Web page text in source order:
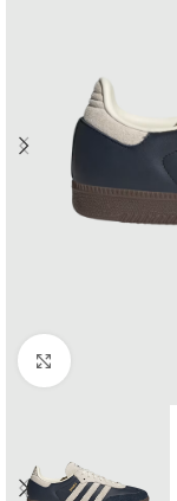
Click to enlarge